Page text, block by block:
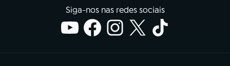
Siga-nos nas redes sociais